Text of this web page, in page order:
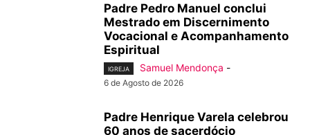
Padre Pedro Manuel conclui
Mestrado em Discernimento
Vocacional e Acompanhamento
Espiritual
IGREJA Samuel Mendonça -
6 de Agosto de 2026
Padre Henrique Varela celebrou
60 anos de sacerdócio